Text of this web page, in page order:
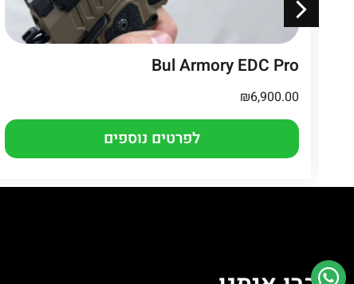
Bul Armory EDC Pro
₪6,900.00
לפרטים נוספים